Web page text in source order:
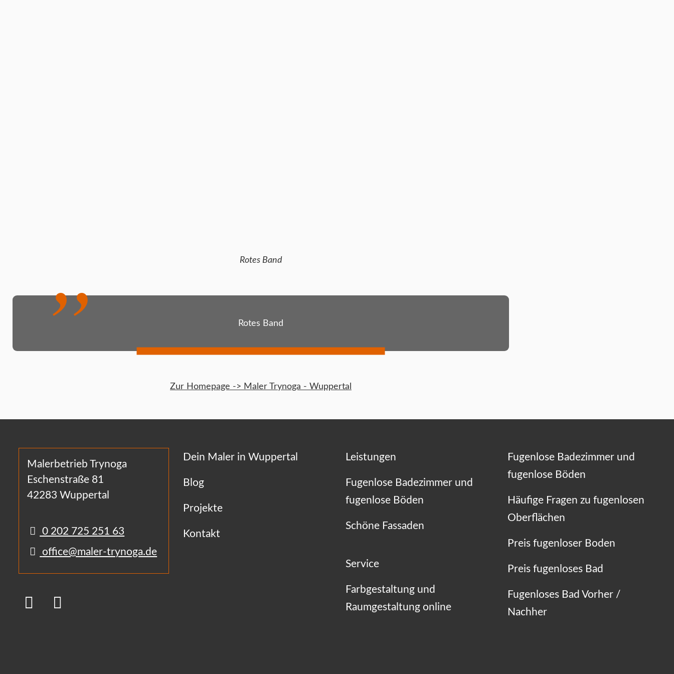
Rotes Band
Rotes Band
Zur Homepage -> Maler Trynoga - Wuppertal
Malerbetrieb Trynoga
Eschenstraße 81
42283 Wuppertal
0 202 725 251 63
office@maler-trynoga.de
Dein Maler in Wuppertal
Blog
Projekte
Kontakt
Leistungen
Fugenlose Badezimmer und
fugenlose Böden
Schöne Fassaden
Service
Farbgestaltung und
Raumgestaltung online
Fugenlose Badezimmer und
fugenlose Böden
Häufige Fragen zu fugenlosen
Oberflächen
Preis fugenloser Boden
Preis fugenloses Bad
Fugenloses Bad Vorher /
Nachher